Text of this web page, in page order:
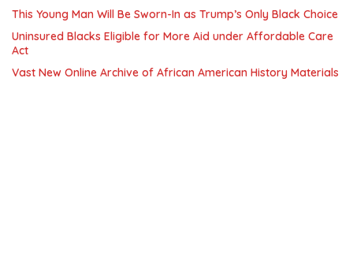
This Young Man Will Be Sworn-In as Trump’s Only Black Choice
Uninsured Blacks Eligible for More Aid under Affordable Care
Act
Vast New Online Archive of African American History Materials